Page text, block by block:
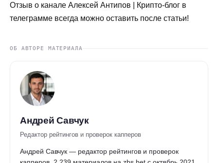
Отзыв о канале Алексей Антипов | Крипто-блог в
телеграмме всегда можно оставить после статьи!
ОБ АВТОРЕ МАТЕРИАЛА
Андрей Савчук
Редактор рейтингов и проверок капперов
Андрей Савчук — редактор рейтингов и проверок